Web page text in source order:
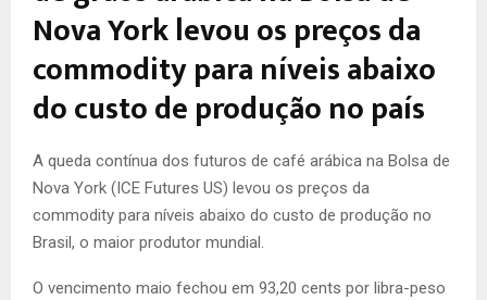
Nova York levou os preços da
commodity para níveis abaixo
do custo de produção no país
A queda contínua dos futuros de café arábica na Bolsa de
Nova York (ICE Futures US) levou os preços da
commodity para níveis abaixo do custo de produção no
Brasil, o maior produtor mundial.
O vencimento maio fechou em 93,20 cents por libra-peso